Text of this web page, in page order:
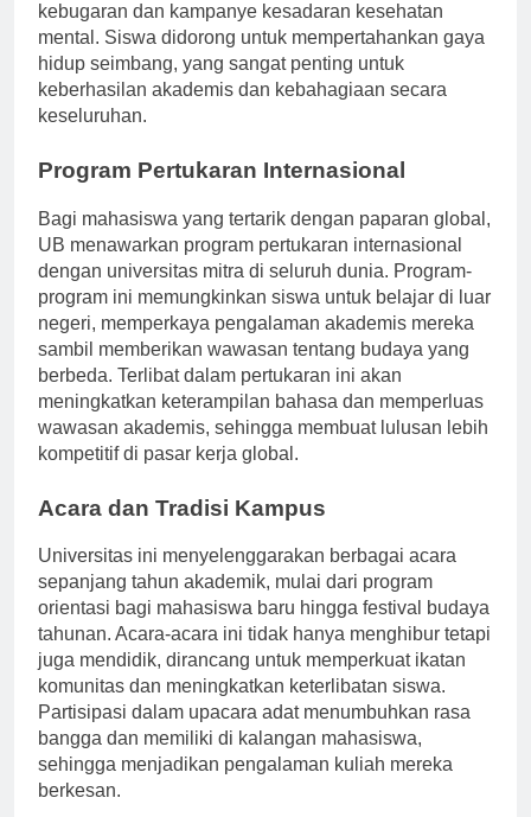
mempromosikan program kesehatan, termasuk kelas
kebugaran dan kampanye kesadaran kesehatan
mental. Siswa didorong untuk mempertahankan gaya
hidup seimbang, yang sangat penting untuk
keberhasilan akademis dan kebahagiaan secara
Program Pertukaran Internasional
Bagi mahasiswa yang tertarik dengan paparan global,
UB menawarkan program pertukaran internasional
dengan universitas mitra di seluruh dunia. Program-
program ini memungkinkan siswa untuk belajar di luar
negeri, memperkaya pengalaman akademis mereka
sambil memberikan wawasan tentang budaya yang
berbeda. Terlibat dalam pertukaran ini akan
meningkatkan keterampilan bahasa dan memperluas
wawasan akademis, sehingga membuat lulusan lebih
Acara dan Tradisi Kampus
Universitas ini menyelenggarakan berbagai acara
sepanjang tahun akademik, mulai dari program
orientasi bagi mahasiswa baru hingga festival budaya
tahunan. Acara-acara ini tidak hanya menghibur tetapi
juga mendidik, dirancang untuk memperkuat ikatan
komunitas dan meningkatkan keterlibatan siswa.
Partisipasi dalam upacara adat menumbuhkan rasa
bangga dan memiliki di kalangan mahasiswa,
sehingga menjadikan pengalaman kuliah mereka